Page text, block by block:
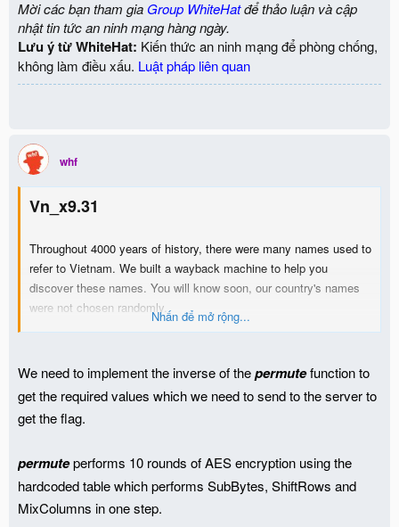
Mời các bạn tham gia Group WhiteHatđể thảo luận và cập
nhật tin tức an ninh mạng hàng ngày.
Lưu ý từ WhiteHat: Kiến thức an ninh mạng để phòng chống,
không làm điều xấu. Luật pháp liên quan
whf
Vn_x9.31
Throughout 4000 years of history, there were many names used to
refer to Vietnam. We built a wayback machine to help you
discover these names. You will know soon, our country's names
were not chosen randomly.
Backup: bak.vn-x931.grandprix.whitehatvn.com
Port: 8888
Download:
http://material.grandprix.whitehatv..._4abd0a66fca9facd1e8bd4618
Nhấn để mở rộng...
We need to implement the inverse of thepermutefunction to
get the required values which we need to send to the server to
get the flag.
permuteperforms 10 rounds of AES encryption using the
hardcoded table which performs SubBytes, ShiftRows and
MixColumns in one step.